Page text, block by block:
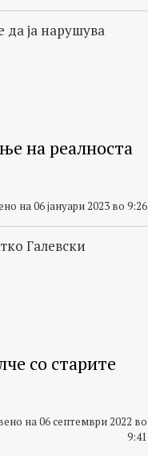
ја нарушува
на реалноста
на 06 јануари 2023 во 9:26
Галевски
со старите
на 06 септември 2022 во
9:41